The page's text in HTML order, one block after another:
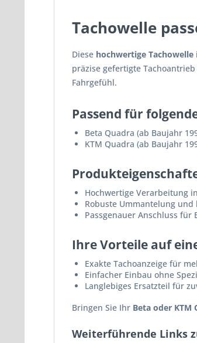
Tachowelle
Diese hochwertige Tachowelle
präzise gefertigte
Fahrgefühl.
Passend für
Beta Quadra (ab Baujahr
KTM Quadra (ab Baujahr
Hochwertige Verarbeitung
Robuste Ummantelung und
Passgenauer Anschluss für
Ihre Vorteile auf
Exakte Tachoanzeige für
Einfacher Einbau ohne
Langlebiges Ersatzteil für
Bringen Sie Ihr Beta oder KTM
Weiterführende Links